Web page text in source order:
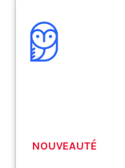
NOUVEAUTÉ